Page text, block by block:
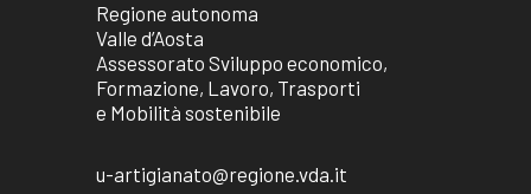
Regione autonoma
Valle d’Aosta
Assessorato Sviluppo economico,
Formazione, Lavoro, Trasporti
e Mobilità sostenibile
u-artigianato@regione.vda.it